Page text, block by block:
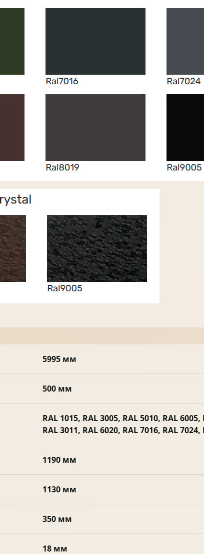
5995 мм
500 мм
RAL 1015, RAL 3005, RAL 5010, RAL
RAL 3011, RAL 6020, RAL 7016, RAL
1190 мм
1130 мм
350 мм
18 мм